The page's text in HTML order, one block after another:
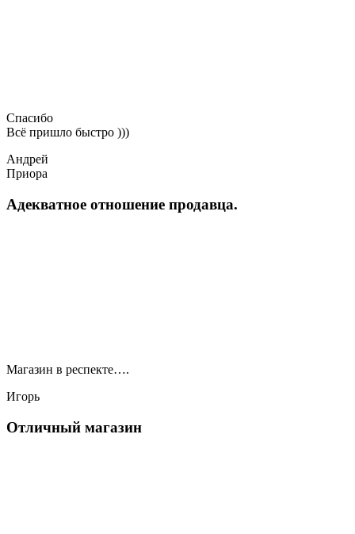
Спасибо
Всё пришло быстро )))
Андрей
Приора
Адекватное отношение продавца.
Магазин в респекте….
Игорь
Отличный магазин